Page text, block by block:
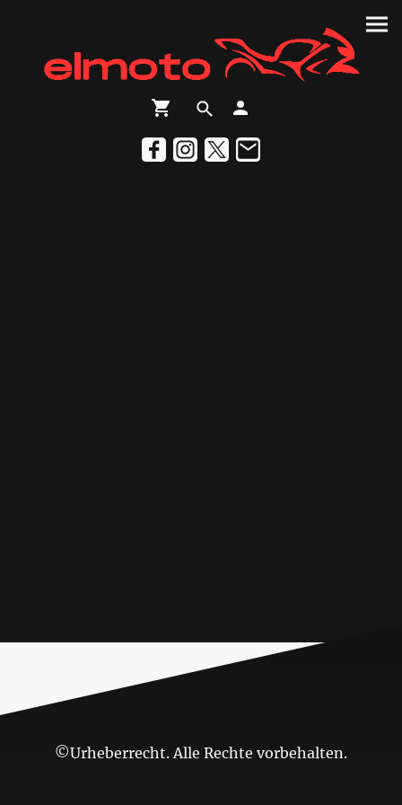
©Urheberrecht. Alle Rechte vorbehalten.